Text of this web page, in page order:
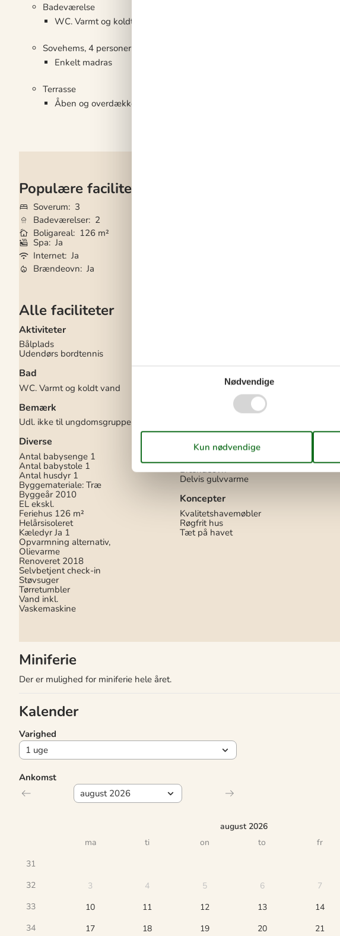
Badeværelse
WC. Varmt og koldt vand, Bruser
Sovehems, 4 personer
Enkelt madras
Terrasse
Åben og overdækket terrasse
Populære faciliteter
Soverum
3
Badeværelser 2
Boligareal 126 m²
Spa Ja
Internet Ja
Brændeovn Ja
Alle faciliteter
Aktiviteter
Bålplads
Udendørs bordtennis
Bad
WC. Varmt og koldt vand
Bemærk
Udl. ikke til ungdomsgrupper
Diverse
Antal babysenge 1
Antal babystole 1
Antal husdyr 1
Byggemateriale: Træ
Byggeår 2010
EL ekskl.
Feriehus 126 m²
Helårsisoleret
Kæledyr Ja 1
Opvarmning alternativ,
Olievarme
Renoveret 2018
Selvbetjent check-in
Støvsuger
Tørretumbler
Vand inkl.
Vaskemaskine
Smart TV
I nærheden
Afs. til nærmeste vand/badning
Afstand til indkøb 1 km
Nærmeste restaurant 1 km
Indendørs
Brændeovn
Delvis gulvvarme
Koncepter
Kvalitetshavemøbler
Røgfrit hus
Tæt på havet
Miniferie
Der er mulighed for miniferie hele året.
Kalender
Ankomst
august 2026
ma
ti on to fr
31
32
3 4 5 6 7
33
10 11 12 13 14
34
17 18 19 20 21
Varighed
Nødvendige